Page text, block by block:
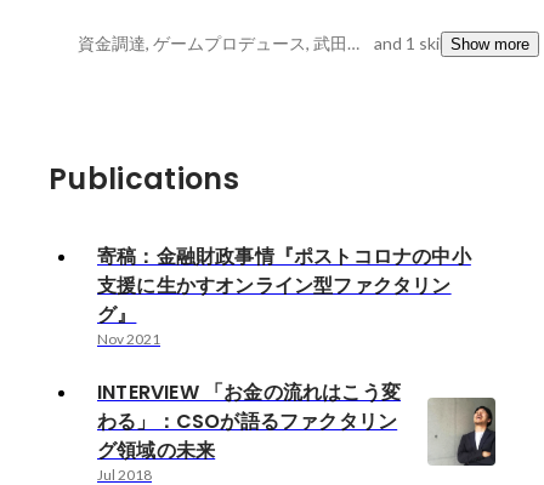
資金調達, ゲームプロデュース, 武田総研 and 1 skillsShow more
Publications
寄稿：金融財政事情『ポストコロナの中小
支援に生かすオンライン型ファクタリン
グ』
Nov 2021
INTERVIEW 「お金の流れはこう変
わる」：CSOが語るファクタリン
グ領域の未来
Jul 2018